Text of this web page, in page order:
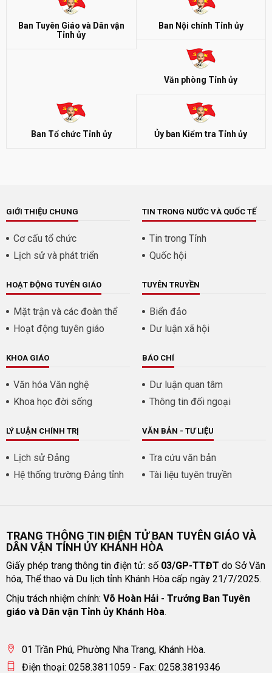
Ban Tuyên Giáo và Dân vận
Tỉnh ủy
Ban Nội chính Tỉnh ủy
Văn phòng Tỉnh ủy
Ban Tổ chức Tỉnh ủy Ủy ban Kiểm tra Tỉnh ủy
GIỚI THIỆU CHUNG
Cơ cấu tổ chức
Lịch sử và phát triển
TIN TRONG NƯỚC VÀ QUỐC TẾ
Tin trong Tỉnh
Quốc hội
HOẠT ĐỘNG TUYÊN GIÁO
Mặt trận và các đoàn thể
Hoạt động tuyên giáo
TUYÊN TRUYỀN
Biển đảo
Dư luận xã hội
KHOA GIÁO
Văn hóa Văn nghệ
Khoa học đời sống
BÁO CHÍ
Dư luận quan tâm
Thông tin đối ngoại
LÝ LUẬN CHÍNH TRỊ
Lịch sử Đảng
Hệ thống trường Đảng tỉnh
VĂN BẢN - TƯ LIỆU
Tra cứu văn bản
Tài liệu tuyên truyền
TRANG THÔNG TIN ĐIỆN TỬ BAN TUYÊN GIÁO VÀ
DÂN VẬN TỈNH ỦY KHÁNH HÒA
Giấy phép trang thông tin điện tử: số 03/GP-TTĐT do Sở Văn
hóa, Thể thao và Du lịch tỉnh Khánh Hòa cấp ngày 21/7/2025.
Chịu trách nhiệm chính: Võ Hoàn Hải - Trưởng Ban Tuyên
giáo và Dân vận Tỉnh ủy Khánh Hòa.
01 Trần Phú, Phường Nha Trang, Khánh Hòa.
Điện thoại: 0258.3811059 - Fax: 0258.3819346